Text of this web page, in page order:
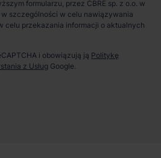
to nowoczesny park magazynowy
Błonie, na zachodnich
kompleks obejmuje 55 336 m²
dostępne jest około 8 970 m² w
formularzu, przez CBRE sp. z o.o. w
szczególności w celu nawiązywania
celu przekazania informacji o aktualnych
i obowiązują ją Politykę
z Usług Google.